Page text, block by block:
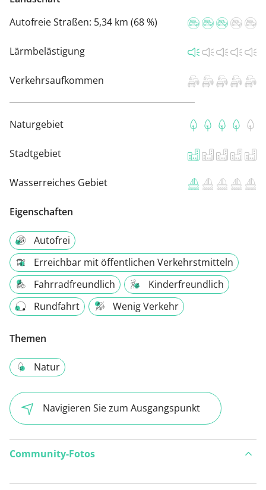
Autofreie Straßen: 5,34 km (68 %)
Lärmbelästigung
Verkehrsaufkommen
Naturgebiet
Stadtgebiet
Wasserreiches Gebiet
Eigenschaften
Autofrei
Erreichbar mit öffentlichen Verkehrstmitteln
Fahrradfreundlich
Kinderfreundlich
Rundfahrt
Wenig Verkehr
Themen
Natur
Navigieren Sie zum Ausgangspunkt
Community-Fotos